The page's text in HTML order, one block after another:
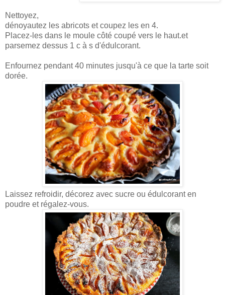
Nettoyez,
dénoyautez les abricots et coupez les en 4.
Placez-les dans le moule côté coupé vers le haut.et
parsemez dessus 1 c à s d'édulcorant.
Enfournez pendant 40 minutes jusqu'à ce que la tarte soit
dorée.
Laissez refroidir, décorez avec sucre ou édulcorant en
poudre et régalez-vous.